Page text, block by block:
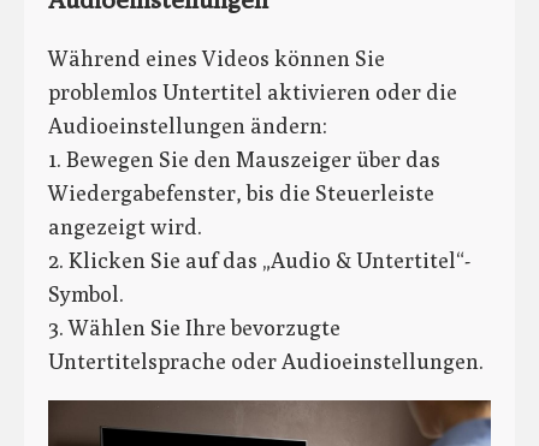
Während eines Videos können Sie
problemlos Untertitel aktivieren oder die
Audioeinstellungen ändern:
1. Bewegen Sie den Mauszeiger über das
Wiedergabefenster, bis die Steuerleiste
angezeigt wird.
2. Klicken Sie auf das „Audio & Untertitel“-
Symbol.
3. Wählen Sie Ihre bevorzugte
Untertitelsprache oder Audioeinstellungen.